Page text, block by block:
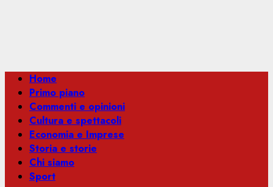
Menu
principale
Home
Primo piano
Commenti e opinioni
Cultura e spettacoli
Economia e Imprese
Storia e storie
Chi siamo
Sport